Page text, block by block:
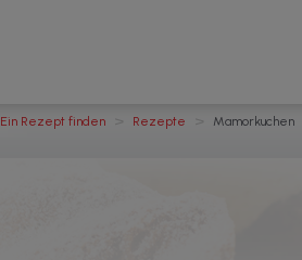
Ein Rezept finden Rezepte Mamorkuchen